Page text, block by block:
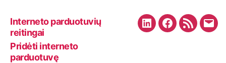
Interneto parduotuvių
reitingai
Pridėti interneto
parduotuvę
L
F
R
E